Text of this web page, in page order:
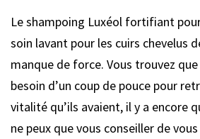
Le shampoing Luxéol fortifiant
soin lavant pour les cuirs chevelus
manque de force. Vous trouvez
besoin d’un coup de pouce pour
vitalité qu’ils avaient, il y a encore
ne peux que vous conseiller de